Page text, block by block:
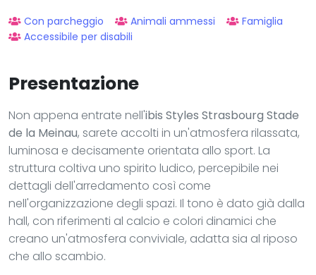
Con parcheggio Animali ammessi
Famiglia
Accessibile per disabili
Presentazione
Non appena entrate nell'ibis Styles Strasbourg Stade
de la Meinau, sarete accolti in un'atmosfera rilassata,
luminosa e decisamente orientata allo sport. La
struttura coltiva uno spirito ludico, percepibile nei
dettagli dell'arredamento così come
nell'organizzazione degli spazi. Il tono è dato già dalla
hall, con riferimenti al calcio e colori dinamici che
creano un'atmosfera conviviale, adatta sia al riposo
che allo scambio.